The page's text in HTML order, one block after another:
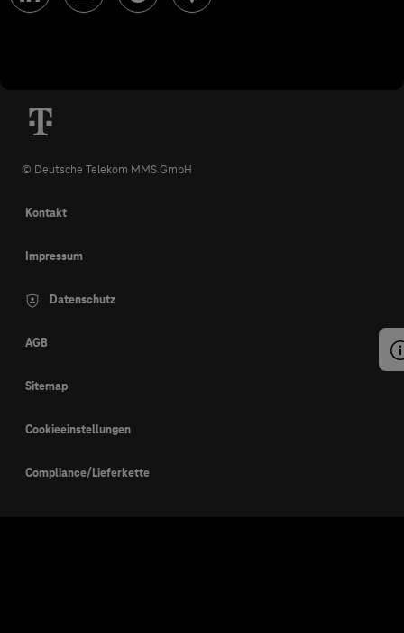
© Deutsche Telekom MMS GmbH
Kontakt
Impressum
Datenschutz
AGB
Sitemap
Cookieeinstellungen
Compliance/Lieferkette